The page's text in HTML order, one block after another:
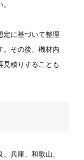
定に基づいて整理
。その後、機材内
見積りすることも
兵庫、和歌山、